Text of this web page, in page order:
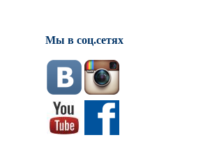
Мы в соц.сетях